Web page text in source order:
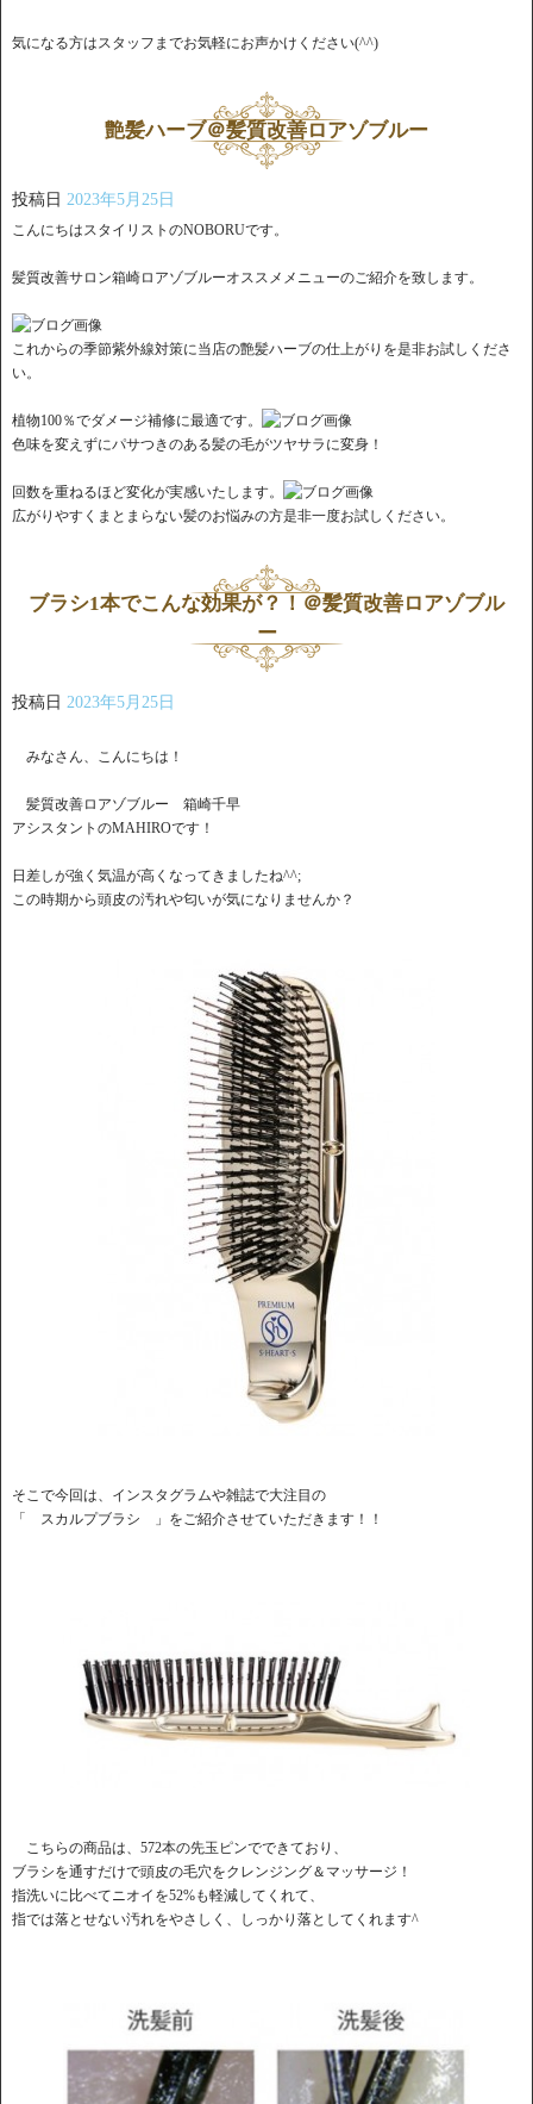
気になる方はスタッフまでお気軽にお声かけください(^^)
艶髪ハーブ＠髪質改善ロアゾブルー
投稿日 2023年5月25日
こんにちはスタイリストのNOBORUです。
髪質改善サロン箱崎ロアゾブルーオススメメニューのご紹介を致します。
これからの季節紫外線対策に当店の艶髪ハーブの仕上がりを是非お試しくださ
い。
植物100％でダメージ補修に最適です。
色味を変えずにパサつきのある髪の毛がツヤサラに変身！
回数を重ねるほど変化が実感いたします。
広がりやすくまとまらない髪のお悩みの方是非一度お試しください。
ブラシ1本でこんな効果が？！＠髪質改善ロアゾブル
ー
投稿日 2023年5月25日
みなさん、こんにちは！
髪質改善ロアゾブルー 箱崎千早
アシスタントのMAHIROです！
日差しが強く気温が高くなってきましたね^^;
この時期から頭皮の汚れや匂いが気になりませんか？
そこで今回は、インスタグラムや雑誌で大注目の
「 スカルプブラシ 」をご紹介させていただきます！！
こちらの商品は、572本の先玉ピンでできており、
ブラシを通すだけで頭皮の毛穴をクレンジング＆マッサージ！
指洗いに比べてニオイを52%も軽減してくれて、
指では落とせない汚れをやさしく、しっかり落としてくれます^